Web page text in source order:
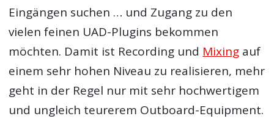
Eingängen suchen … und Zugang zu den
vielen feinen UAD-Plugins bekommen
möchten. Damit ist Recording und Mixing auf
einem sehr hohen Niveau zu realisieren, mehr
geht in der Regel nur mit sehr hochwertigem
und ungleich teurerem Outboard-Equipment.